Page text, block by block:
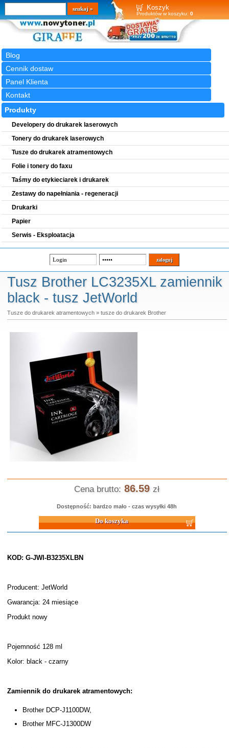
Koszyk
Produktów w koszyku: 0
Blog
Cennik dostaw
Panel Klienta
Kontakt
Wyszukiwarka
szukaj
Produkty
Developery do drukarek laserowych
Tonery do drukarek laserowych
Tusze do drukarek atramentowych
Folie i tonery do faxu
Taśmy do etykieciarek i drukarek
Zestawy do napełniania - regeneracji
Drukarki
Papier
Serwis - Eksploatacja
Tusz Brother LC3235XL zamiennik
black - tusz JetWorld
Tusze do drukarek atramentowych» tusze do drukarek Brother
Cena brutto: 86.59 zł
Dostępność: bardzo mało - czas wysyłki 48h
Do koszyka
KOD: G-JWI-B3235XLBN
Producent: JetWorld
Gwarancja: 24 miesiące
Produkt nowy
Pojemność 128 ml
Kolor: black - czarny
Zamiennik do drukarek atramentowych:
Brother DCP-J1100DW,
Brother MFC-J1300DW